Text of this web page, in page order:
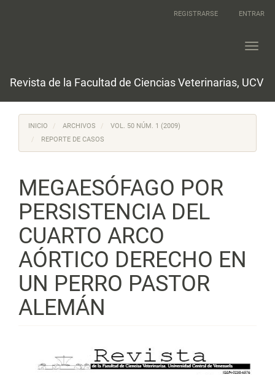
REGISTRARSE ENTRAR
Revista de la Facultad de Ciencias Veterinarias, UCV
INICIO ARCHIVOS
VOL. 50 NÚM. 1 (2009)
REPORTE DE CASOS
MEGAESÓFAGO POR
PERSISTENCIA DEL
CUARTO ARCO
AÓRTICO DERECHO EN
UN PERRO PASTOR
ALEMÁN
lateral